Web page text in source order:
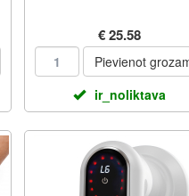
€ 25.58
Pievienot
ir_noliktava